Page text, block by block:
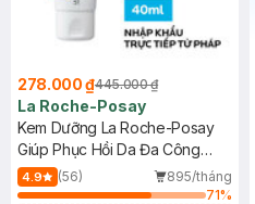
278.000 ₫445.000 ₫
La Roche-Posay
Kem Dưỡng La Roche-Posay
Giúp Phục Hồi Da Đa Công
Dụng 40ml
4.9 (56)
895/tháng
71%